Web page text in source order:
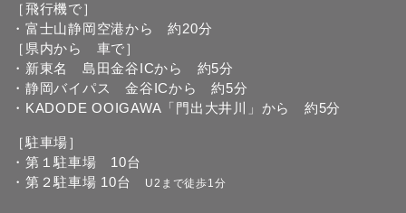
［飛行機で］
・富士山静岡空港から 約20分
［県内から 車で］
・新東名 島田金谷ICから 約5分
・静岡バイパス 金谷ICから 約5分
・KADODE OOIGAWA「門出大井川」から 約5分
［駐車場］
・第１駐車場 10台
・第２駐車場 10台
U2まで徒歩1分